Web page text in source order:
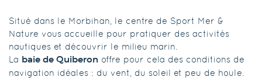
Situé dans le Morbihan, le centre de Sport Mer &
Nature vous accueille pour pratiquer des activités
nautiques et découvrir le milieu marin.
La baie de Quiberon offre pour cela des conditions de
navigation idéales : du vent, du soleil et peu de houle.